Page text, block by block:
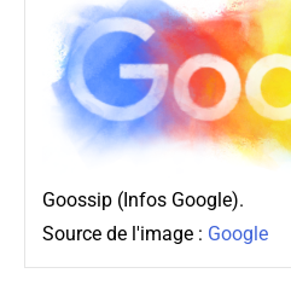
Goossip (Infos Google).
Source de l'image : Google